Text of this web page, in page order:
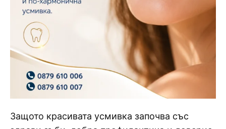
Защото красивата усмивка започва със